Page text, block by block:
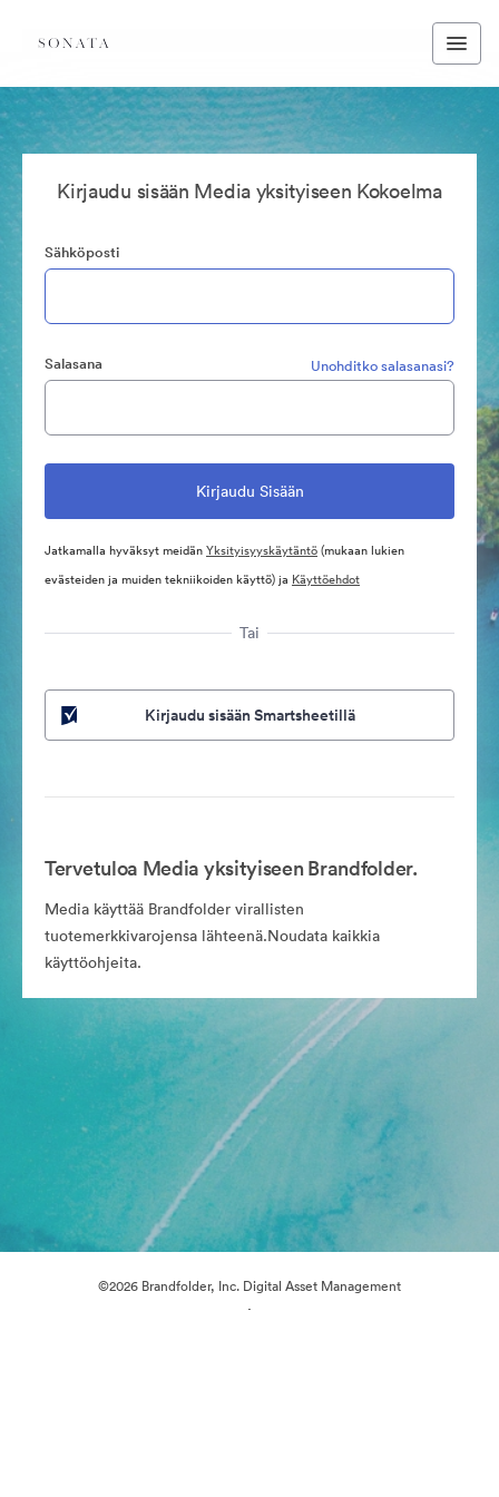
Kirjaudu sisään Media yksityiseen Kokoelma
Sähköposti
Salasana Unohditko salasanasi?
Jatkamalla hyväksyt meidänYksityisyyskäytäntö(mukaan lukien
evästeiden ja muiden tekniikoiden käyttö) ja Käyttöehdot
Tai
Kirjaudu sisään Smartsheetillä
Tervetuloa Media yksityiseen Brandfolder.
Media käyttää Brandfolder virallisten
tuotemerkkivarojensa lähteenä.Noudata kaikkia
käyttöohjeita.
©2026 Brandfolder, Inc. Digital Asset Management
·